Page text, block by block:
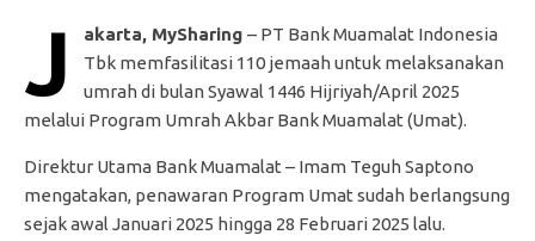
J akarta, MySharing – PT Bank Muamalat Indonesia
Tbk memfasilitasi 110 jemaah untuk melaksanakan
umrah di bulan Syawal 1446 Hijriyah/April 2025
melalui Program Umrah Akbar Bank Muamalat (Umat).
Direktur Utama Bank Muamalat – Imam Teguh Saptono
mengatakan, penawaran Program Umat sudah berlangsung
sejak awal Januari 2025 hingga 28 Februari 2025 lalu.